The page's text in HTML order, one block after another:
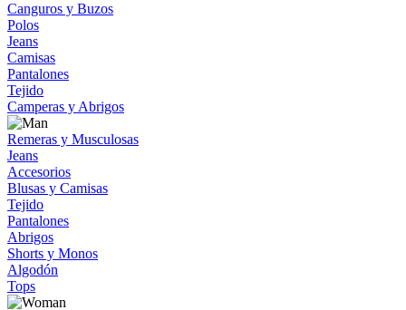
Canguros y Buzos
Polos
Jeans
Camisas
Pantalones
Tejido
Camperas y Abrigos
Remeras y Musculosas
Jeans
Accesorios
Blusas y Camisas
Tejido
Pantalones
Abrigos
Shorts y Monos
Algodón
Tops